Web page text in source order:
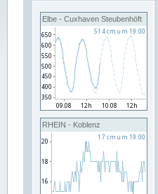
Elbe - Cuxhaven Steubenhöft
RHEIN - Koblenz